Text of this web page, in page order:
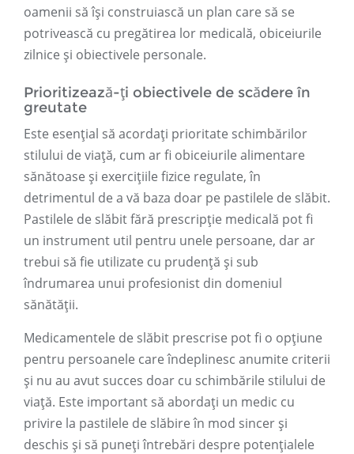
oamenii să își construiască un plan care să se
potrivească cu pregătirea lor medicală, obiceiurile
zilnice și obiectivele personale.
Prioritizează-ți obiectivele de scădere în
greutate
Este esențial să acordați prioritate schimbărilor
stilului de viață, cum ar fi obiceiurile alimentare
sănătoase și exercițiile fizice regulate, în
detrimentul de a vă baza doar pe pastilele de slăbit.
Pastilele de slăbit fără prescripție medicală pot fi
un instrument util pentru unele persoane, dar ar
trebui să fie utilizate cu prudență și sub
îndrumarea unui profesionist din domeniul
sănătății.
Medicamentele de slăbit prescrise pot fi o opțiune
pentru persoanele care îndeplinesc anumite criterii
și nu au avut succes doar cu schimbările stilului de
viață. Este important să abordați un medic cu
privire la pastilele de slăbire în mod sincer și
deschis și să puneți întrebări despre potențialele